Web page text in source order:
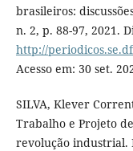
brasileiros:
n. 2, p. 88-97, 2021.
http://
Acesso em: 30 set.
SILVA, Klever
Trabalho e Projeto
revolução industrial.